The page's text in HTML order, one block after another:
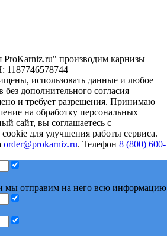
производим карнизы
использовать данные и любое
дополнительного согласия
и требует разрешения. Принимаю
на обработку персональных
сайт, вы соглашаетесь с
для улучшения работы сервиса.
order@prokarniz.ru. Телефон 8 (800) 600-
мы отправим на него всю информацию